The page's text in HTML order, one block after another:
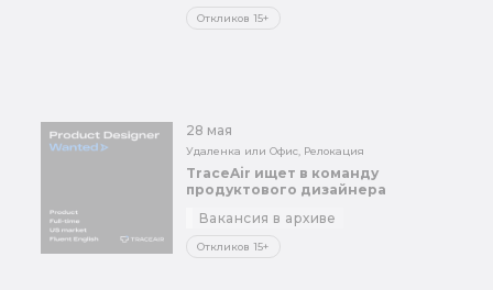
Откликов 15+
28 мая
Удаленка или Офис, Релокация
TraceAir ищет в команду
продуктового дизайнера
Вакансия в архиве
Откликов 15+